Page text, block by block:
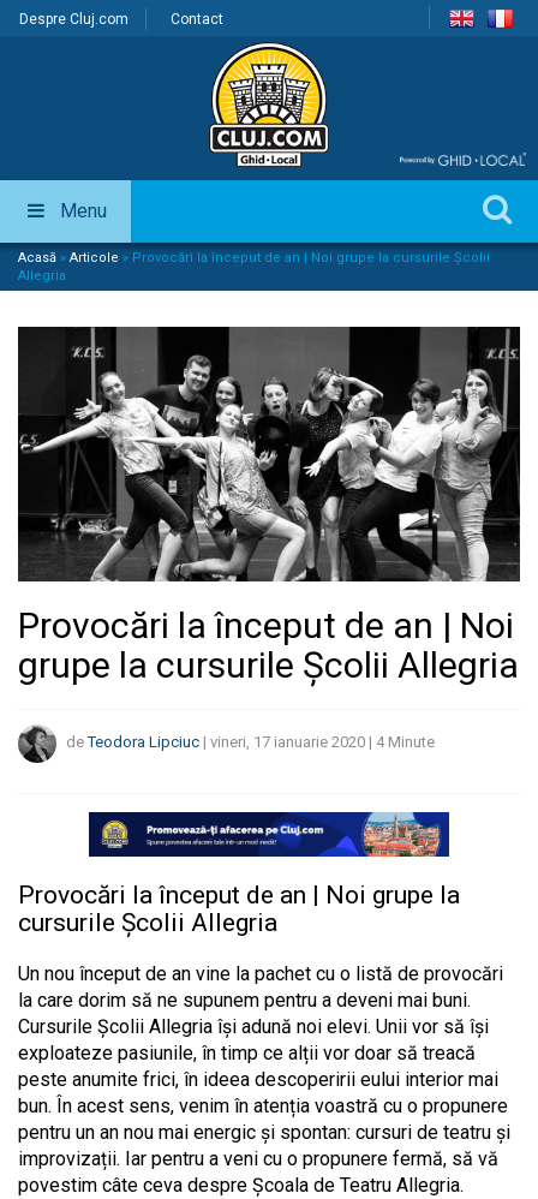
Despre Cluj.com Contact
Menu
Acasă » Articole » Provocări la început de an | Noi grupe la cursurile Școlii
Allegria
Provocări la început de an | Noi
grupe la cursurile Școlii Allegria
deTeodora Lipciuc | vineri, 17 ianuarie 2020 | 4 Minute
Provocări la început de an | Noi grupe la
cursurile Școlii Allegria
Un nou început de an vine la pachet cu o listă de provocări
la care dorim să ne supunem pentru a deveni mai buni.
Cursurile Școlii Allegria își adună noi elevi. Unii vor să își
exploateze pasiunile, în timp ce alții vor doar să treacă
peste anumite frici, în ideea descoperirii eului interior mai
bun. În acest sens, venim în atenția voastră cu o propunere
pentru un an nou mai energic și spontan: cursuri de teatru și
improvizații. Iar pentru a veni cu o propunere fermă, să vă
povestim câte ceva despre Școala de Teatru Allegria.